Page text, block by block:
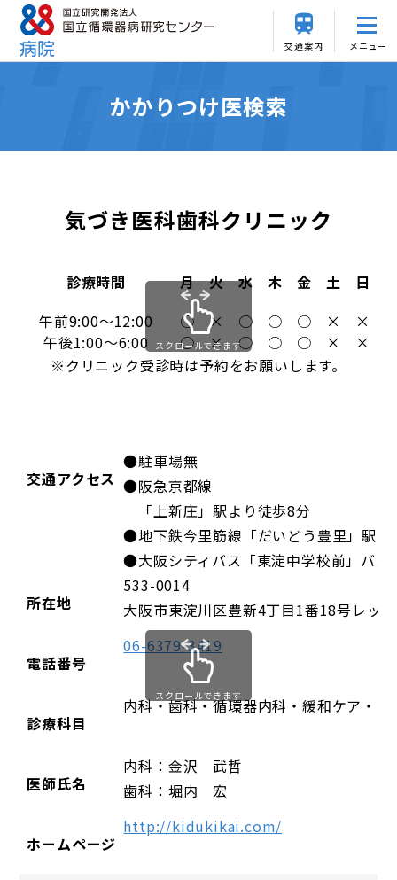
交通案内 メニュー
かかりつけ医検索
気づき医科歯科クリニック
診療時間 月 火 水 木 金 土
日
午前9:00～12:00
○ × ○ ○ ○ ×
×
午後1:00～6:00
○ × ○ ○ ○ × ×
スクロールできます
※クリニック受診時は予約をお願いします。
交通アクセス
●駐車場無
●阪急京都線
「上新庄」駅より徒歩8分
●地下鉄今里筋線「だいどう豊里」駅よ
●大阪シティバス「東淀中学校前」バス
所在地
533-0014
大阪市東淀川区豊新4丁目1番18号レッ
電話番号
06-6379-3419
診療科目
内科・歯科・循環器内科・緩和ケア・訪
医師氏名
内科：金沢 武哲
歯科：堀内 宏
ホームページ
http://kidukikai.com/
スクロールできます